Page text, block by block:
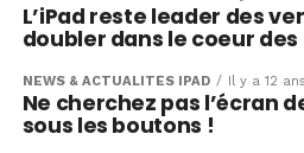
L’iPad reste leader des
doubler dans le coeur
NEWS & ACTUALITÉS IPAD Il y a 12 ans
Ne cherchez pas l’écran
sous les boutons !